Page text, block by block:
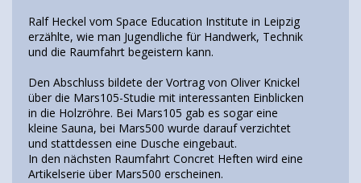
Ralf Heckel vom Space Education Institute in Leipzig
erzählte, wie man Jugendliche für Handwerk, Technik
und die Raumfahrt begeistern kann.
Den Abschluss bildete der Vortrag von Oliver Knickel
über die Mars105-Studie mit interessanten Einblicken
in die Holzröhre. Bei Mars105 gab es sogar eine
kleine Sauna, bei Mars500 wurde darauf verzichtet
und stattdessen eine Dusche eingebaut.
In den nächsten Raumfahrt Concret Heften wird eine
Artikelserie über Mars500 erscheinen.